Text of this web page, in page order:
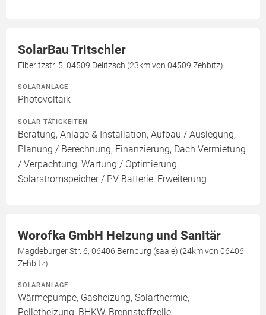
SolarBau Tritschler
Elberitzstr. 5, 04509 Delitzsch (23km von 04509 Zehbitz)
SOLARANLAGE
Photovoltaik
SOLAR TÄTIGKEITEN
Beratung, Anlage & Installation, Aufbau / Auslegung,
Planung / Berechnung, Finanzierung, Dach Vermietung
/ Verpachtung, Wartung / Optimierung,
Solarstromspeicher / PV Batterie, Erweiterung
Worofka GmbH Heizung und Sanitär
Magdeburger Str. 6, 06406 Bernburg (saale) (24km von 06406
Zehbitz)
SOLARANLAGE
Wärmepumpe, Gasheizung, Solarthermie,
Pelletheizung, BHKW, Brennstoffzelle